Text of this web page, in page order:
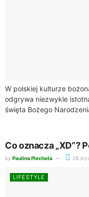
W polskiej kulturze
odgrywa niezwykle
święta Bożego
Co oznacza „XD”?
by Paulina Piechota 28
LIFESTYLE